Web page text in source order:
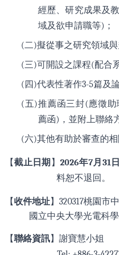
經歷、研究成果及
域及欲申請職等) ；
(二)擬從事之研究領域與
(三)可開設之課程(配合
( 四 )代表性著作3-5篇及
(五)推薦函三封(應徵
薦函) ，並附上聯絡
(六)其他有助於審查的相
【截止日期 】2026年7月 31
料恕不退回。
【收件地址】 320317桃園市
國立中央大學光電科
【聯絡資訊】謝寶慧小姐